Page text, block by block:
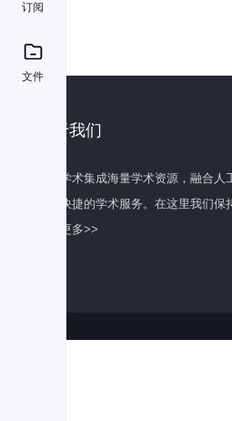
订阅
文件
关于我们
百度学术集成海量学术资源，融合
全面快捷的学术服务。在这里我们
了解更多>>